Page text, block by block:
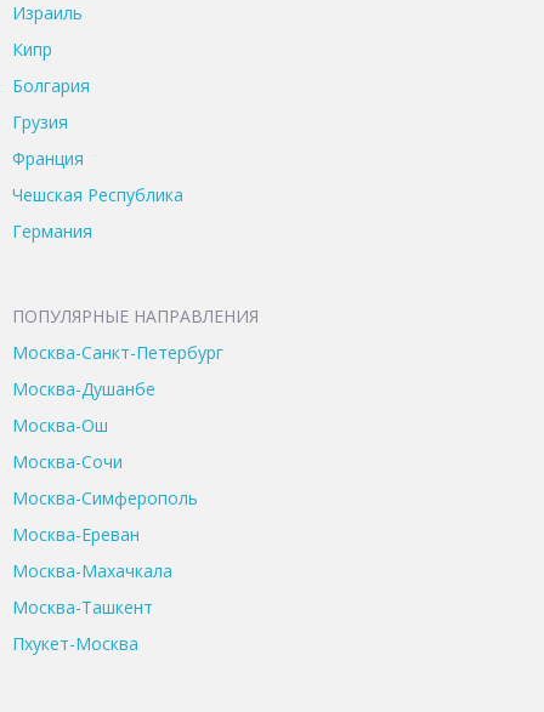
Израиль
Кипр
Болгария
Грузия
Франция
Чешская Республика
Германия
ПОПУЛЯРНЫЕ НАПРАВЛЕНИЯ
Москва-Санкт-Петербург
Москва-Душанбе
Москва-Ош
Москва-Сочи
Москва-Симферополь
Москва-Ереван
Москва-Махачкала
Москва-Ташкент
Пхукет-Москва